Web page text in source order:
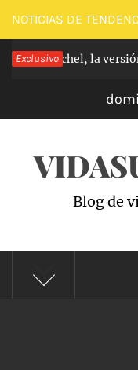
Saltar
al
contenido
NOTICIAS DE
Exclusivo
Carabanchel, la
Blog de